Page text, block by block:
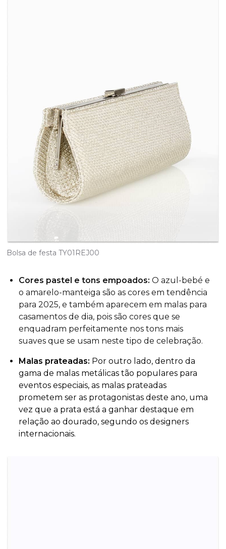
Bolsa de festa TY01REJ00
Cores pastel e tons empoados:O azul-bebé e
o amarelo-manteiga são as cores em tendência
para 2025, e também aparecem em malas para
casamentos de dia, pois são cores que se
enquadram perfeitamente nos tons mais
suaves que se usam neste tipo de celebração.
Malas prateadas: Por outro lado, dentro da
gama de malas metálicas tão populares para
eventos especiais, as malas prateadas
prometem ser as protagonistas deste ano, uma
vez que a prata está a ganhar destaque em
relação ao dourado, segundo os designers
internacionais.